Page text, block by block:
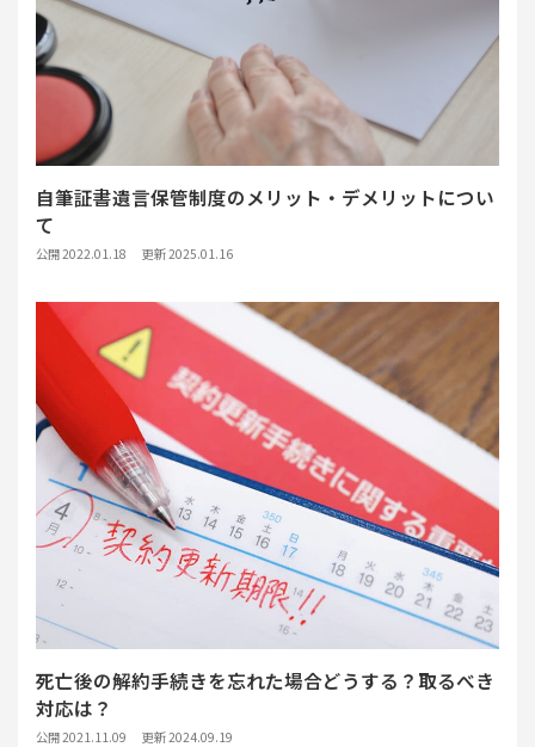
自筆証書遺言保管制度のメリット・デメリットについ
て
公開 2022.01.18 更新 2025.01.16
死亡後の解約手続きを忘れた場合どうする？取るべき
対応は？
公開 2021.11.09 更新 2024.09.19